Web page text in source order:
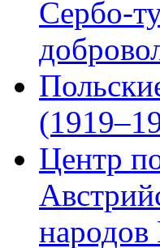
Сербо-
Центр